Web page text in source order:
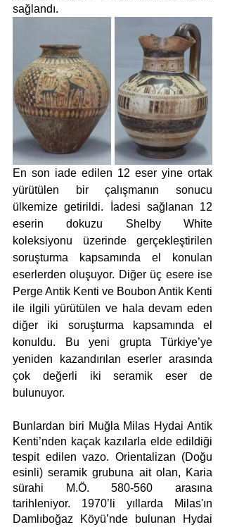
sağlandı.
En son iade edilen 12 eser yine ortak
yürütülen bir çalışmanın sonucu
ülkemize getirildi. İadesi sağlanan 12
eserin dokuzu Shelby White
koleksiyonu üzerinde gerçekleştirilen
soruşturma kapsamında el konulan
eserlerden oluşuyor. Diğer üç esere ise
Perge Antik Kenti ve Boubon Antik Kenti
ile ilgili yürütülen ve hala devam eden
diğer iki soruşturma kapsamında el
konuldu. Bu yeni grupta Türkiye’ye
yeniden kazandırılan eserler arasında
çok değerli iki seramik eser de
bulunuyor.
Bunlardan biri Muğla Milas Hydai Antik
Kenti’nden kaçak kazılarla elde edildiği
tespit edilen vazo. Orientalizan (Doğu
esinli) seramik grubuna ait olan, Karia
sürahi M.Ö. 580-560 arasına
tarihleniyor. 1970’li yıllarda Milas'ın
Damlıboğaz Köyü’nde bulunan Hydai